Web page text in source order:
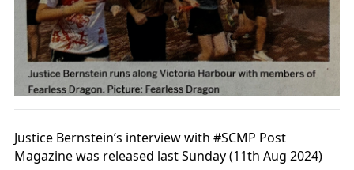
Justice Bernstein’s interview with #SCMP Post
Magazine was released last Sunday (11th Aug 2024)